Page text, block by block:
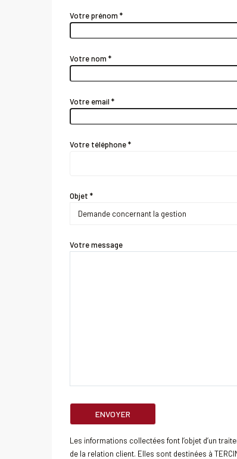
Votre prénom *
Votre nom *
Votre email *
Votre téléphone *
Objet *
Votre message
Les informations collectées font l’objet d’un
de la relation client. Elles sont destinées à